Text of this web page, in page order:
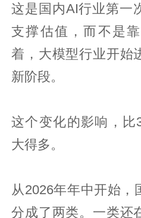
这是国内AI行业第一
支撑估值，而不是
着，大模型行业开始
新阶段。
这个变化的影响，比
大得多。
从2026年年中开始，
分成了两类。一类还